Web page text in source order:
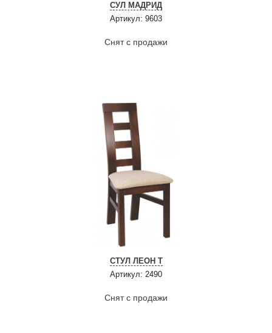
СУЛ МАДРИД
Артикул: 9603
Снят с продажи
СТУЛ ЛЕОН Т
Артикул: 2490
Снят с продажи